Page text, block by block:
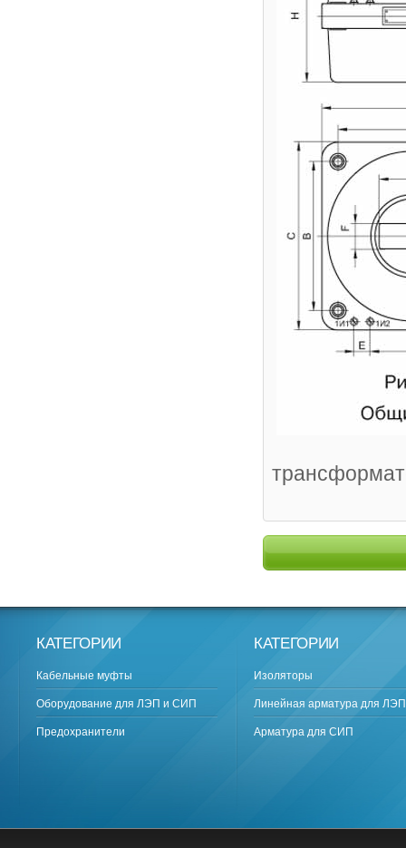
КАТЕГОРИИ
Кабельные муфты
Оборудование для ЛЭП и СИП
Предохранители
КАТЕГОРИИ
Изоляторы
Линейная арматура для ЛЭП
Арматура для СИП